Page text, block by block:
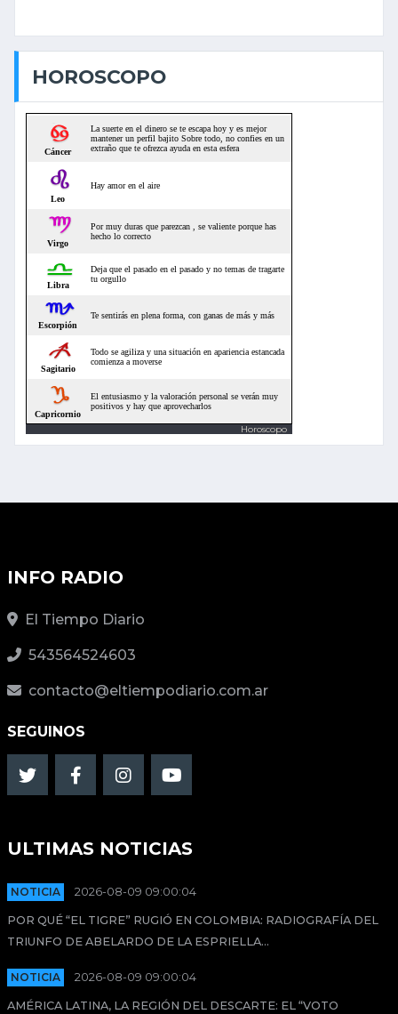
HOROSCOPO
Horoscopo
INFO RADIO
El Tiempo Diario
543564524603
contacto@eltiempodiario.com.ar
SEGUINOS
ULTIMAS NOTICIAS
NOTICIA 2026-08-09 09:00:04
POR QUÉ “EL TIGRE” RUGIÓ EN COLOMBIA: RADIOGRAFÍA DEL
TRIUNFO DE ABELARDO DE LA ESPRIELLA...
NOTICIA 2026-08-09 09:00:04
AMÉRICA LATINA, LA REGIÓN DEL DESCARTE: EL “VOTO